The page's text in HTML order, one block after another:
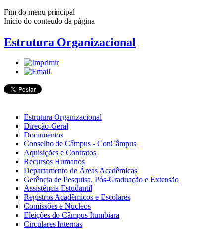
Fim do menu principal
Início do conteúdo da página
Estrutura Organizacional
Estrutura Organizacional
Direção-Geral
Documentos
Conselho de Câmpus - ConCâmpus
Aquisições e Contratos
Recursos Humanos
Departamento de Áreas Acadêmicas
Gerência de Pesquisa, Pós-Graduação e Extensão
Assistência Estudantil
Registros Acadêmicos e Escolares
Comissões e Núcleos
Eleições do Câmpus Itumbiara
Circulares Internas